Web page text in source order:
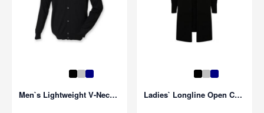
Men`s Lightweight V-Neck Cardigan Ladies` Longline Open Cardigan